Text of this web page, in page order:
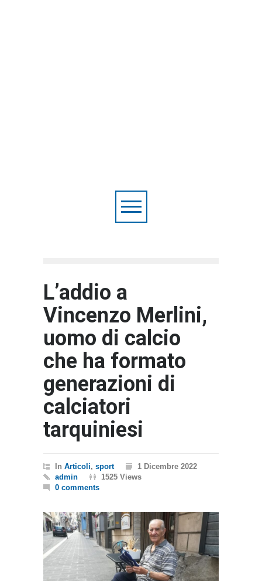
L’addio a
Vincenzo Merlini,
uomo di calcio
che ha formato
generazioni di
calciatori
tarquiniesi
In Articoli, sport
1 Dicembre 2022
admin
1525 Views
0 comments